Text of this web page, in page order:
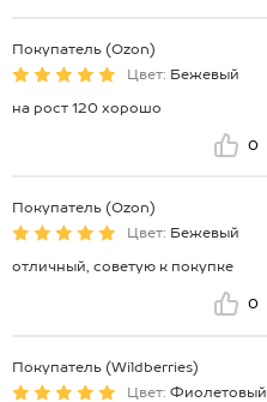
Покупатель (Ozon)
Цвет: Бежевый
на рост 120 хорошо
0
Покупатель (Ozon)
Цвет: Бежевый
отличный, советую к покупке
0
Покупатель (Wildberries)
Цвет: Фиолетовый